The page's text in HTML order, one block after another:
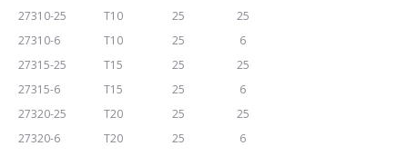
27310-25
T10 25
25
27310-6
T10 25
6
27315-25
T15 25
25
27315-6
T15 25
6
27320-25
T20 25
25
27320-6
T20 25
6